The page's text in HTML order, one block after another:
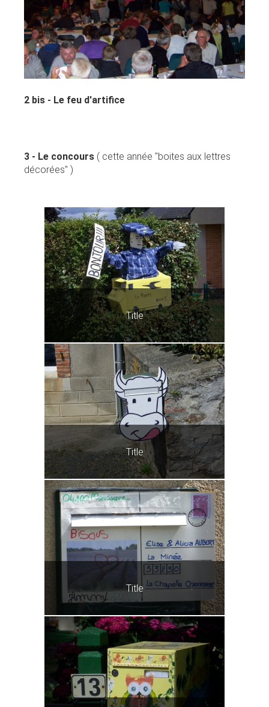
2 bis - Le feu d'artifice
3 - Le concours ( cette année "boites aux lettres
décorées" )
Title
Title
Title